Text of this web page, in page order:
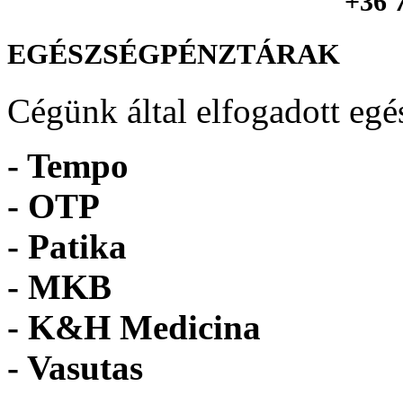
EGÉSZSÉGPÉNZTÁRAK
Cégünk által elfogadott
- Tempo
- OTP
- Patika
- MKB
- K&H Medicina
- Vasutas